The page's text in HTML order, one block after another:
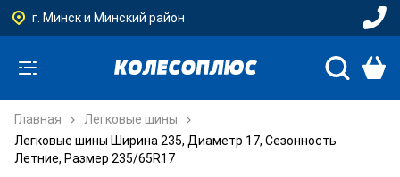
г. Минск и Минский район
Главная
Легковые шины
Легковые шины Ширина 235, Диаметр 17, Сезонность
Летние, Размер 235/65R17